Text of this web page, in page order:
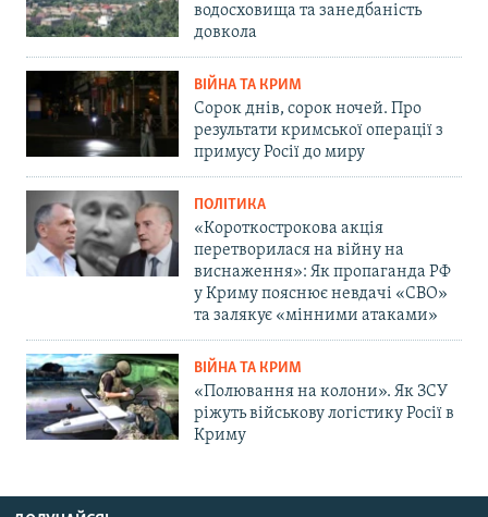
водосховища та занедбаність
довкола
ВІЙНА ТА КРИМ
Сорок днів, сорок ночей. Про
результати кримської операції з
примусу Росії до миру
ПОЛІТИКА
«Короткострокова акція
перетворилася на війну на
виснаження»: Як пропаганда РФ
у Криму пояснює невдачі «СВО»
та залякує «мінними атаками»
ВІЙНА ТА КРИМ
«Полювання на колони». Як ЗСУ
ріжуть військову логістику Росії в
Криму